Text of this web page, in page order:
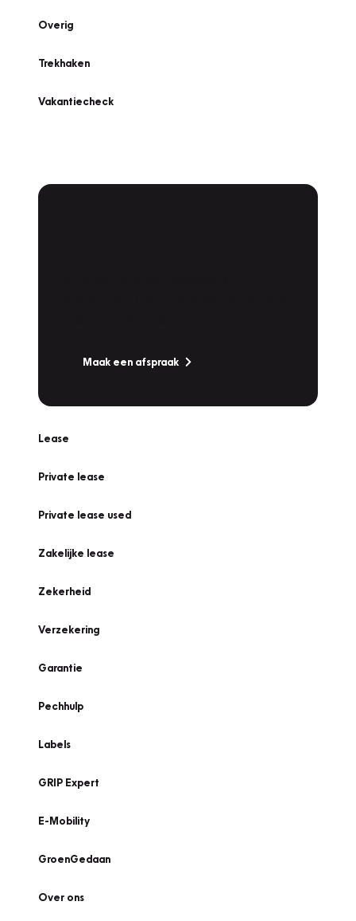
Overig
Trekhaken
Vakantiecheck
Maak een afspraak
Lease
Private lease
Private lease used
Zakelijke lease
Zekerheid
Verzekering
Garantie
Pechhulp
Labels
GRIP Expert
E-Mobility
GroenGedaan
Over ons